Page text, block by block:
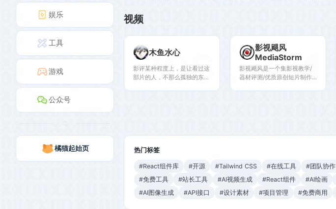
娱乐
工具
游戏
公众号
橘猫起始页
视频
木鱼水心
影评某种程度上，是让看过这
部片的人，不那么孤独的东
706
影视飓风
MediaStorm
影视飓风是一个集影视教学/
器材评测/优质原创短片制作/
731
热门标签
#React组件库 #开源 #Tailwind CSS #在线工具 #团队协作
#免费工具
#站长工具 #AI视频生成 #React组件 #AI绘画
#AI图像生成
#API接口 #设计素材 #项目管理 #免费商用